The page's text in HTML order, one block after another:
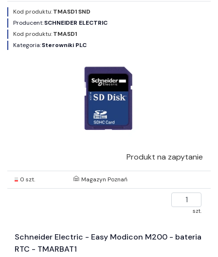
Kod produktu:TMASD1 SND
Producent:SCHNEIDER ELECTRIC
Kod produktu:TMASD1
Kategoria:Sterowniki PLC
Produkt na zapytanie
0 szt. Magazyn Poznań
szt.
Schneider Electric - Easy Modicon M200 - bateria
RTC - TMARBAT1